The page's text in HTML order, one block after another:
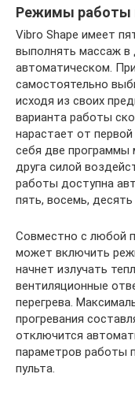
Режимы работы
Vibro Shape имеет
выполнять массаж в
автоматическом.
самостоятельно
исходя из своих
варианта работы
нарастает от
себя две программы
друга силой
работы доступна
пять, восемь,
Совместно с любой
может включить
начнет излучать
вентиляционные
перегрева.
прогревания
отключится
параметров работы
пульта.